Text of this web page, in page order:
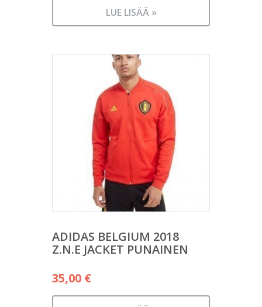
LUE LISÄÄ »
ADIDAS BELGIUM 2018
Z.N.E JACKET PUNAINEN
35,00 €